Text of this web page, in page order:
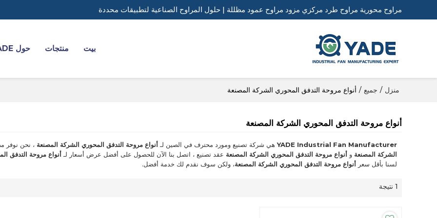
مراوح محورية مراوح طرد مركزي مزود مراوح عمود مظللة | حلول المراوح الصناعية لتطبيقات محددة
بيت منتجات حول YADE
منزل / جميع / أنواع مروحة التدفق المحوري الشركة المصنعة
أنواع مروحة التدفق المحوري الشركة المصنعة
YADE Industrial Fan Manufacturerهي شركة تصنيع ومورد محترف في الصين لـ أنواع مروحة التدفق المحوري الشركة المصنعة ، نحن نوفر
الشركة المصنعة و أنواع مروحة التدفق المحوري الشركة المصنعة عقد تصنيع ، اتصل بنا الآن للحصول على أفضل عرض أسعار لـ أنواع مروحة التدفق
لسنا بأقل سعر أنواع مروحة التدفق المحوري الشركة المصنعة، ولكن سوف نقدم لك خدمة أفضل.
1 نتيجة